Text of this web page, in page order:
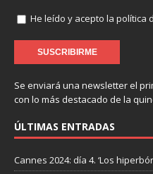
He leído y acepto la política
Se enviará una newsletter el
con lo más destacado de la
ÚLTIMAS ENTRADAS
Cannes 2024: día 4. ‘Los